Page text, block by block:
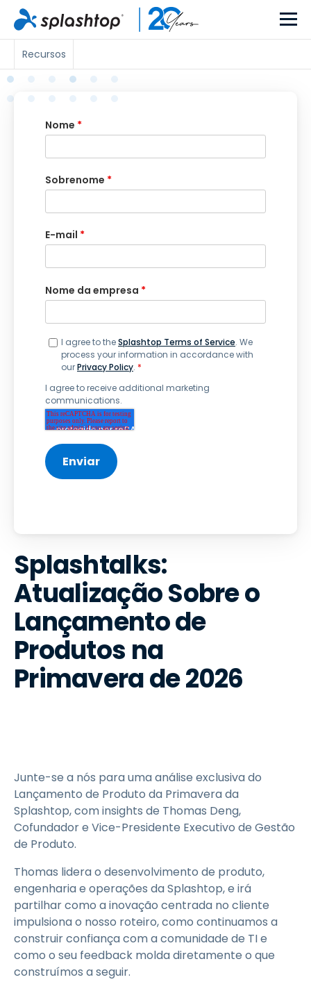
Recursos
Nome *
Sobrenome *
E-mail *
Nome da empresa *
I agree to theSplashtop Terms of Service. We
process your information in accordance with
ourPrivacy Policy. *
I agree to receive additional marketing
communications.
Splashtalks:
Atualização Sobre o
Lançamento de
Produtos na
Primavera de 2026
Junte-se a nós para uma análise exclusiva do
Lançamento de Produto da Primavera da
Splashtop, com insights de Thomas Deng,
Cofundador e Vice-Presidente Executivo de Gestão
de Produto.
Thomas lidera o desenvolvimento de produto,
engenharia e operações da Splashtop, e irá
partilhar como a inovação centrada no cliente
impulsiona o nosso roteiro, como continuamos a
construir confiança com a comunidade de TI e
como o seu feedback molda diretamente o que
construímos a seguir.